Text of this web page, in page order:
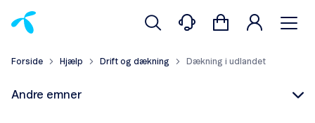
Forside Hjælp Drift og dækning Dækning i udlandet
Andre emner